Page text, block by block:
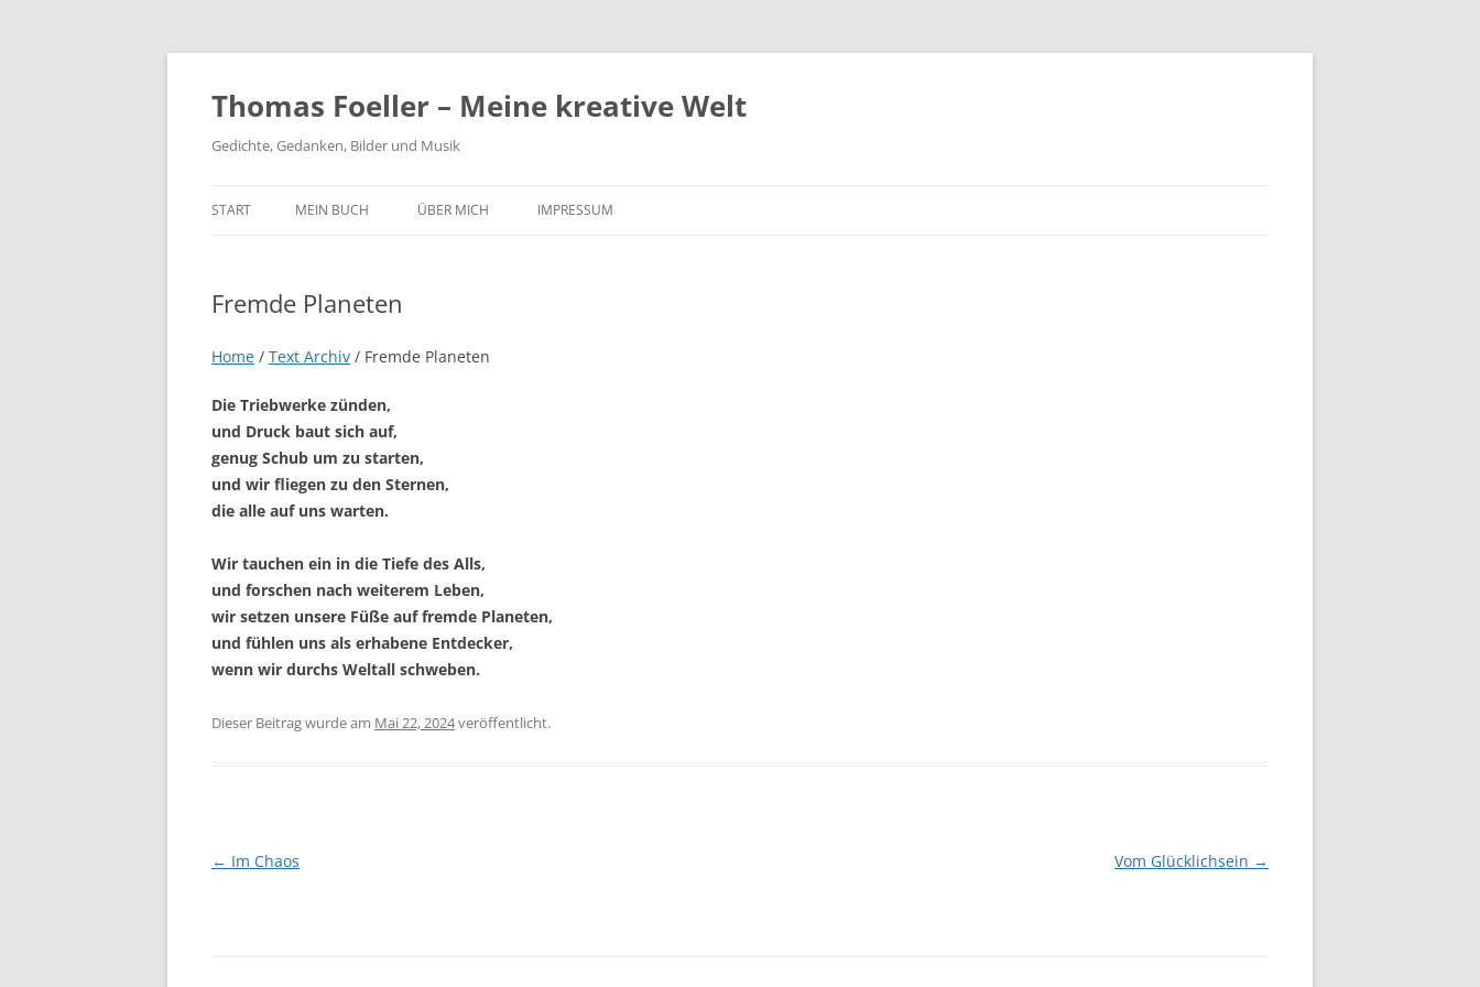
Thomas Foeller – Meine kreative Welt
Gedichte, Gedanken, Bilder und Musik
START MEIN BUCH ÜBER MICH IMPRESSUM
Fremde Planeten
Home / Text Archiv / Fremde Planeten
Die Triebwerke zünden,
und Druck baut sich auf,
genug Schub um zu starten,
und wir fliegen zu den Sternen,
die alle auf uns warten.
Wir tauchen ein in die Tiefe des Alls,
und forschen nach weiterem Leben,
wir setzen unsere Füße auf fremde Planeten,
und fühlen uns als erhabene Entdecker,
wenn wir durchs Weltall schweben.
Dieser Beitrag wurdeam Mai 22, 2024veröffentlicht.
Beitragsnavigation
← Im Chaos Vom Glücklichsein →